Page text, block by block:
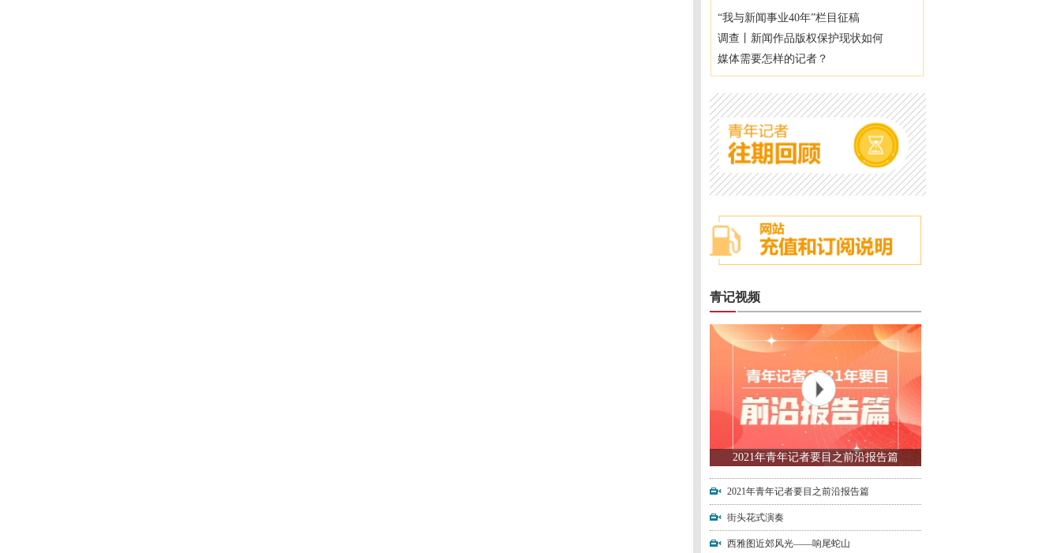
“我与新闻事业40年”栏目征稿
调查丨新闻作品版权保护现状如何
媒体需要怎样的记者？
青记视频
2021年青年记者要目之前沿报告篇
2021年青年记者要目之前沿报告篇
街头花式演奏
西雅图近郊风光——响尾蛇山